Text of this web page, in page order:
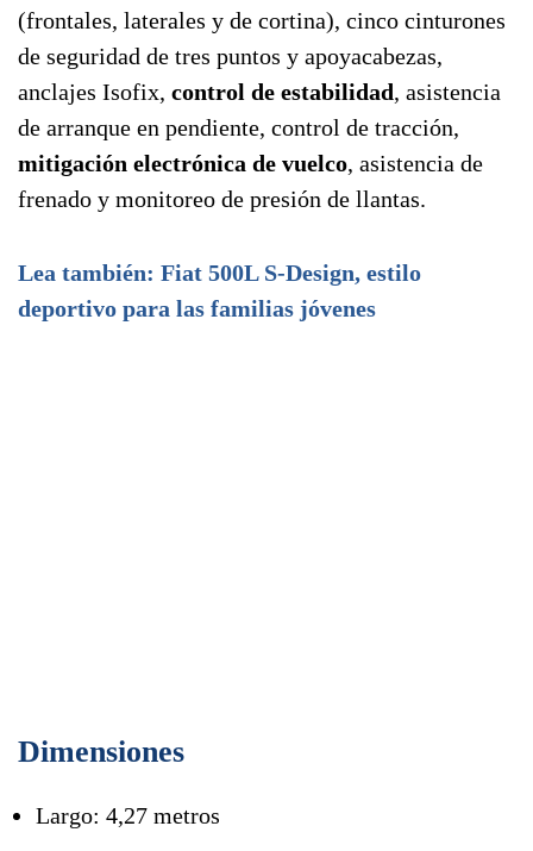
(frontales, laterales y de cortina), cinco cinturones
de seguridad de tres puntos y apoyacabezas,
anclajes Isofix, control de estabilidad, asistencia
de arranque en pendiente, control de tracción,
mitigación electrónica de vuelco, asistencia de
frenado y monitoreo de presión de llantas.
Lea también: Fiat 500L S-Design, estilo
deportivo para las familias jóvenes
Dimensiones
Largo: 4,27 metros